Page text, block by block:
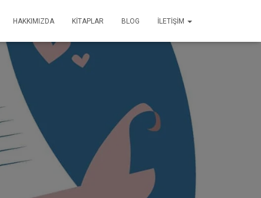
HAKKIMIZDA KİTAPLAR BLOG İLETİŞİM